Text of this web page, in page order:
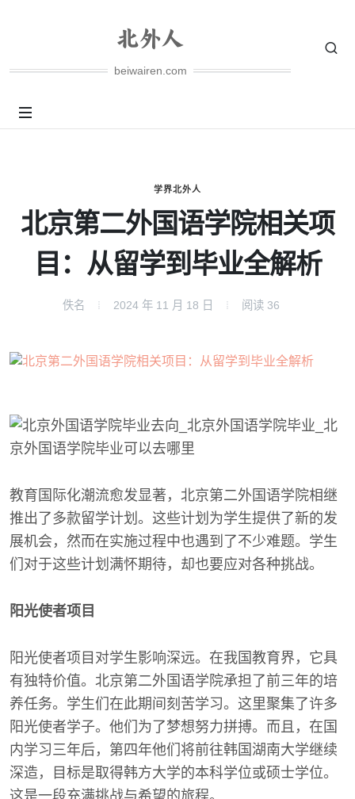
beiwairen.com
学界北外人
北京第二外国语学院相关项
目：从留学到毕业全解析
佚名 2024 年 11 月 18 日 阅读 36
教育国际化潮流愈发显著，北京第二外国语学院相继
推出了多款留学计划。这些计划为学生提供了新的发
展机会，然而在实施过程中也遇到了不少难题。学生
们对于这些计划满怀期待，却也要应对各种挑战。
阳光使者项目
阳光使者项目对学生影响深远。在我国教育界，它具
有独特价值。北京第二外国语学院承担了前三年的培
养任务。学生们在此期间刻苦学习。这里聚集了许多
阳光使者学子。他们为了梦想努力拼搏。而且，在国
内学习三年后，第四年他们将前往韩国湖南大学继续
深造，目标是取得韩方大学的本科学位或硕士学位。
这是一段充满挑战与希望的旅程。